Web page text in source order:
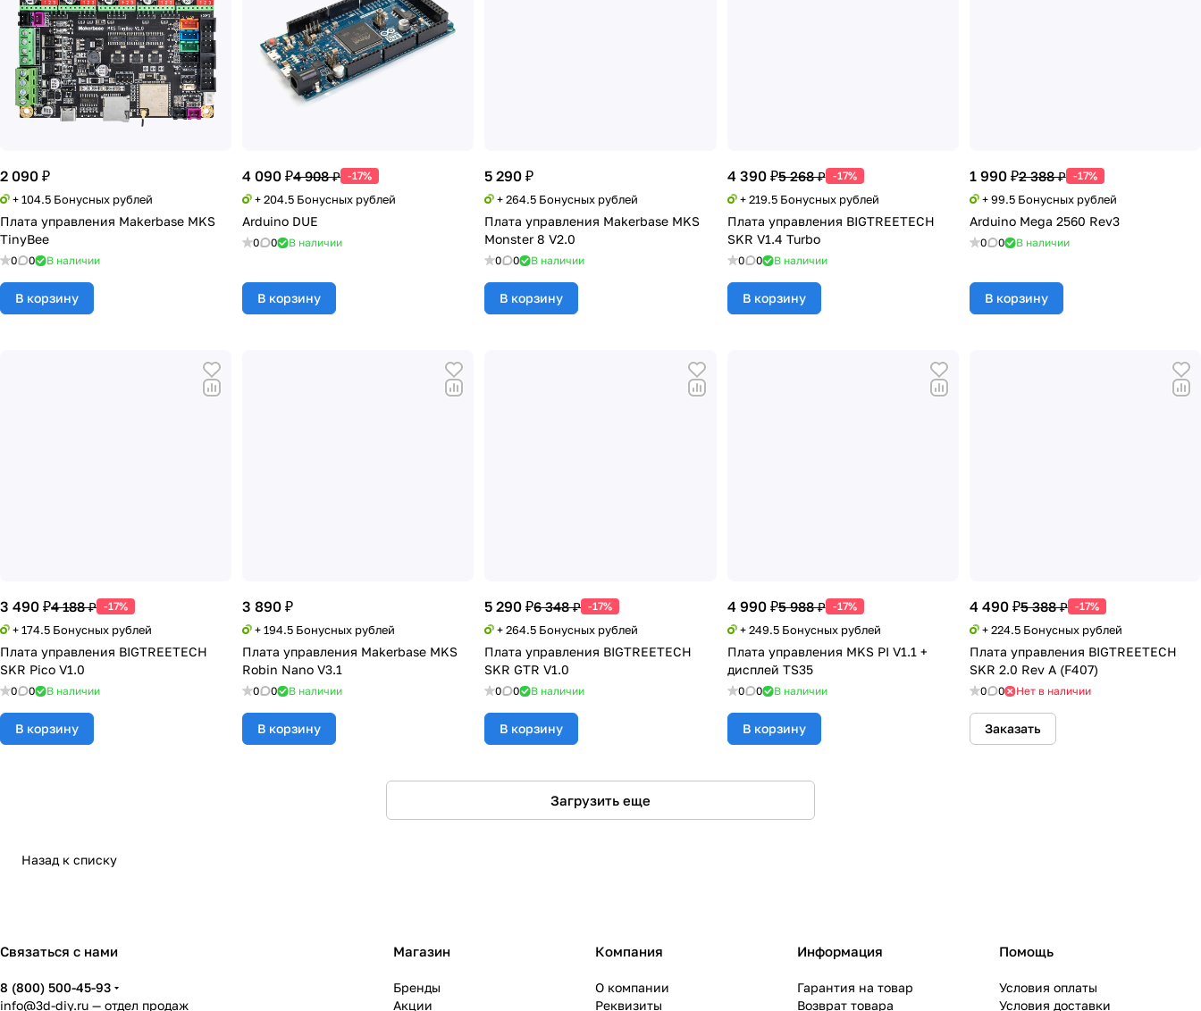
2 090 ₽
+ 104.5 Бонусных рублей
Плата управления Makerbase MKS
TinyBee
0 0 В наличии
В корзину
4 090 ₽4 908 ₽ -17%
+ 204.5 Бонусных рублей
Arduino DUE
0 0 В наличии
В корзину
5 290 ₽
+ 264.5 Бонусных рублей
Плата управления Makerbase MKS
Monster 8 V2.0
0 0 В наличии
В корзину
4 390 ₽5 268 ₽ -17%
+ 219.5 Бонусных рублей
Плата управления BIGTREETECH
SKR V1.4 Turbo
0 0 В наличии
В корзину
1 990 ₽2 388 ₽ -17%
+ 99.5 Бонусных рублей
Arduino Mega 2560 Rev3
0 0 В наличии
В корзину
3 490 ₽4 188 ₽ -17%
+ 174.5 Бонусных рублей
Плата управления BIGTREETECH
SKR Pico V1.0
0 0 В наличии
В корзину
3 890 ₽
+ 194.5 Бонусных рублей
Плата управления Makerbase MKS
Robin Nano V3.1
0 0 В наличии
В корзину
5 290 ₽6 348 ₽ -17%
+ 264.5 Бонусных рублей
Плата управления BIGTREETECH
SKR GTR V1.0
0 0 В наличии
В корзину
4 990 ₽5 988 ₽ -17%
+ 249.5 Бонусных рублей
Плата управления MKS PI V1.1 +
дисплей TS35
0 0 В наличии
В корзину
4 490 ₽5 388 ₽ -17%
+ 224.5 Бонусных рублей
Плата управления BIGTREETECH
SKR 2.0 Rev A (F407)
0 0 Нет в наличии
Заказать
Загрузить еще
Назад к списку
Связаться с нами
8 (800) 500-45-93
info@3d-diy.ru — отдел продаж
Магазин
Бренды
Акции
Компания
О компании
Реквизиты
Информация
Гарантия на товар
Возврат товара
Помощь
Условия оплаты
Условия доставки